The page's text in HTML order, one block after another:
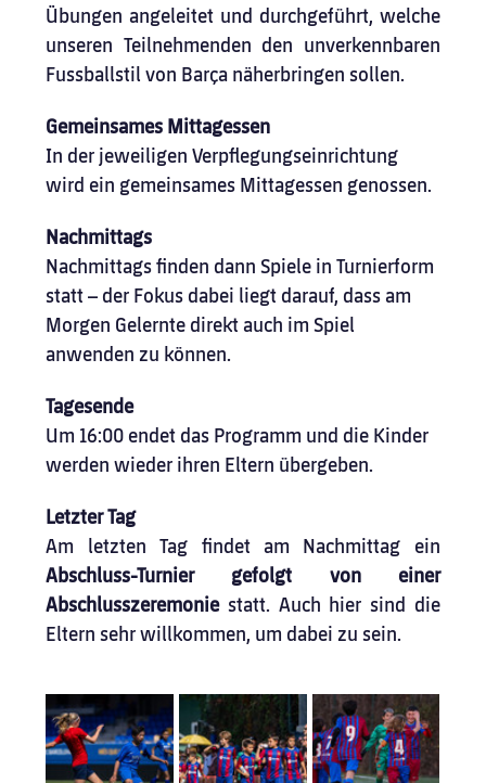
Übungen angeleitet und durchgeführt, welche
unseren Teilnehmenden den unverkennbaren
Fussballstil von Barça näherbringen sollen.
Gemeinsames Mittagessen
In der jeweiligen Verpflegungseinrichtung
wird ein gemeinsames Mittagessen genossen.
Nachmittags
Nachmittags ﬁnden dann Spiele in Turnierform
statt – der Fokus dabei liegt darauf, dass am
Morgen Gelernte direkt auch im Spiel
anwenden zu können.
Tagesende
Um 16:00 endet das Programm und die Kinder
werden wieder ihren Eltern übergeben.
Letzter Tag
Abschluss-Turnier gefolgt von einer
Abschlusszeremonie statt. Auch hier sind die
Eltern sehr willkommen, um dabei zu sein.